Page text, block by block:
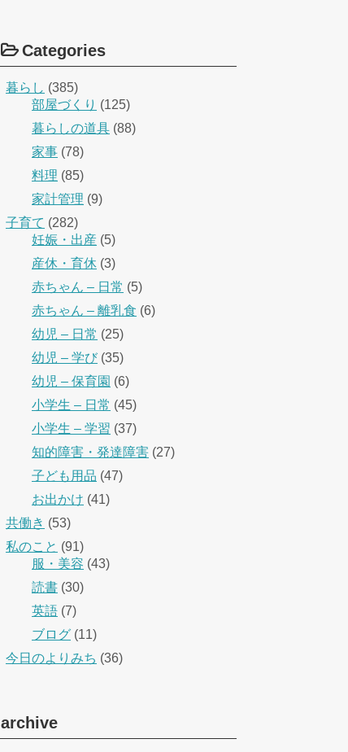
Categories
暮らし (385)
部屋づくり (125)
暮らしの道具 (88)
家事 (78)
料理 (85)
家計管理 (9)
子育て (282)
妊娠・出産 (5)
産休・育休 (3)
赤ちゃん – 日常 (5)
赤ちゃん – 離乳食 (6)
幼児 – 日常 (25)
幼児 – 学び(35)
幼児 – 保育園 (6)
小学生 – 日常 (45)
小学生 – 学習 (37)
知的障害・発達障害 (27)
子ども用品 (47)
お出かけ (41)
共働き (53)
私のこと (91)
服・美容 (43)
読書 (30)
英語 (7)
ブログ (11)
今日のよりみち (36)
archive